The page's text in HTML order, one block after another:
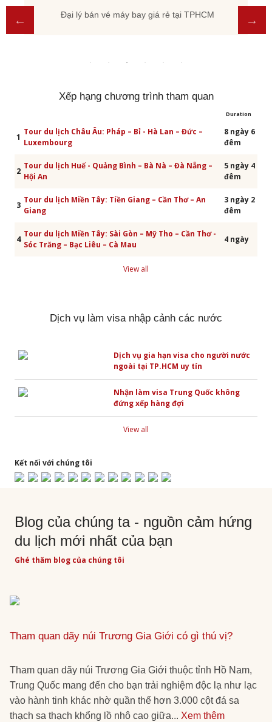
Đại lý bán vé máy bay giá rẻ tại TPHCM
Xếp hạng chương trình tham quan
Duration
1
Tour du lịch Châu Âu: Pháp – Bỉ - Hà Lan – Đức –
Luxembourg
8 ngày 6
đêm
2
Tour du lịch Huế - Quảng Bình – Bà Nà – Đà Nẵng –
Hội An
5 ngày 4
đêm
3
Tour du lịch Miền Tây: Tiền Giang – Cần Thơ – An
Giang
3 ngày 2
đêm
4
Tour du lịch Miền Tây: Sài Gòn – Mỹ Tho – Cần Thơ -
Sóc Trăng – Bạc Liêu – Cà Mau
4 ngày
View all
Dịch vụ làm visa nhập cảnh các nước
Dịch vụ gia hạn visa cho người nước
ngoài tại TP.HCM uy tín
Nhận làm visa Trung Quốc không
đứng xếp hàng đợi
View all
Kết nối với chúng tôi
Blog của chúng ta - nguồn cảm hứng
du lịch mới nhất của bạn
Ghé thăm blog của chúng tôi
Tham quan dãy núi Trương Gia Giới có gì thú vị?
Tham quan dãy núi Trương Gia Giới thuộc tỉnh Hồ Nam,
Trung Quốc mang đến cho bạn trải nghiệm độc lạ như lạc
vào hành tinh khác nhờ quần thể hơn 3.000 cột đá sa
thạch sa thạch khổng lồ nhô cao giữa... Xem thêm